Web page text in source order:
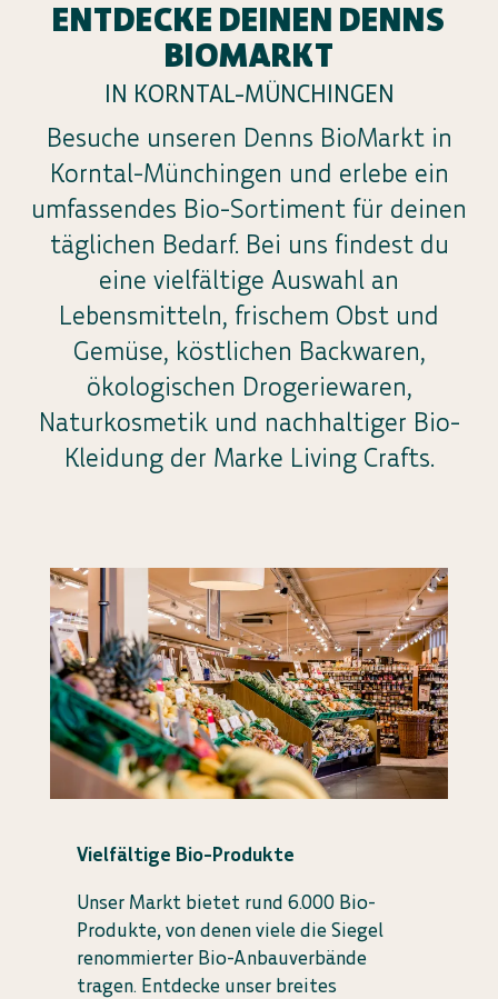
ENTDECKE DEINEN DENNS
BIOMARKT
IN KORNTAL-MÜNCHINGEN
Besuche unseren Denns BioMarkt in
Korntal-Münchingen und erlebe ein
umfassendes Bio-Sortiment für deinen
täglichen Bedarf. Bei uns findest du
eine vielfältige Auswahl an
Lebensmitteln, frischem Obst und
Gemüse, köstlichen Backwaren,
ökologischen Drogeriewaren,
Naturkosmetik und nachhaltiger Bio-
Kleidung der Marke Living Crafts.
Vielfältige Bio-Produkte
Unser Markt bietet rund 6.000 Bio-
Produkte, von denen viele die Siegel
renommierter Bio-Anbauverbände
tragen. Entdecke unser breites